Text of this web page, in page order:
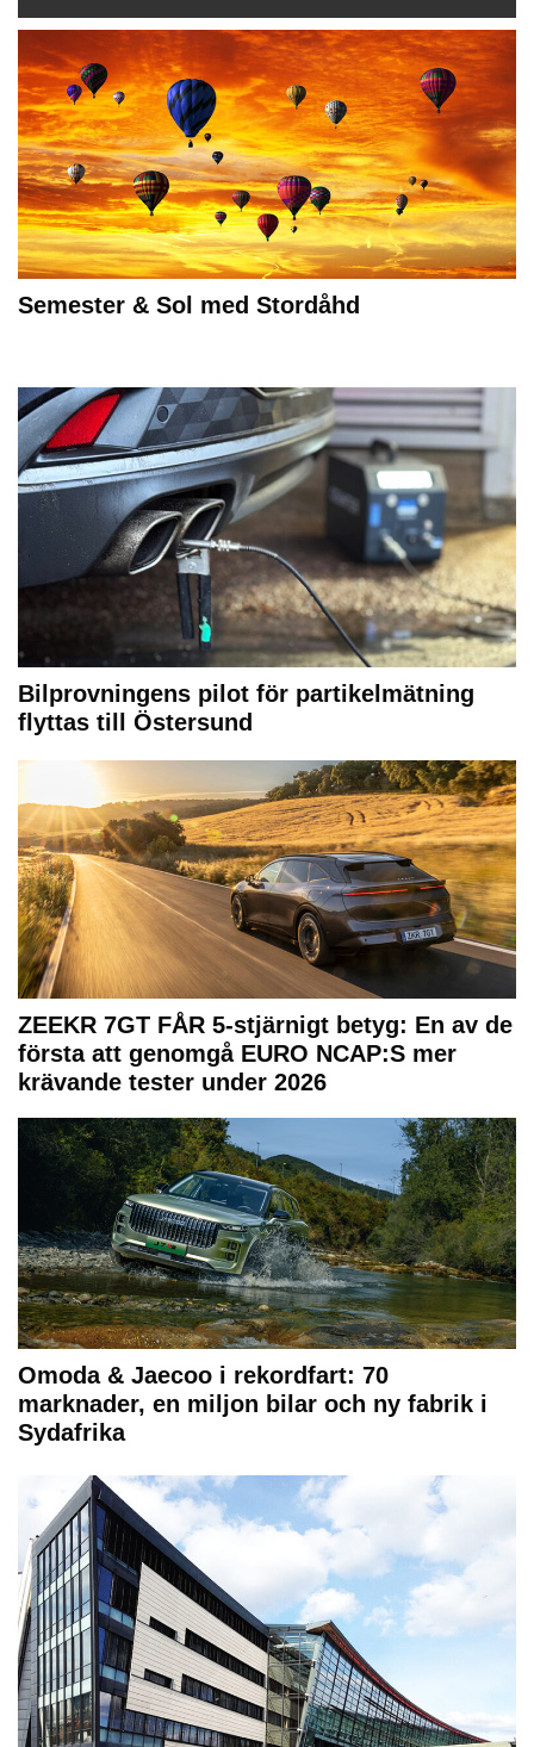
Semester & Sol med Stordåhd
Bilprovningens pilot för partikelmätning
flyttas till Östersund
ZEEKR 7GT FÅR 5-stjärnigt betyg: En av de
första att genomgå EURO NCAP:S mer
krävande tester under 2026
Omoda & Jaecoo i rekordfart: 70
marknader, en miljon bilar och ny fabrik i
Sydafrika